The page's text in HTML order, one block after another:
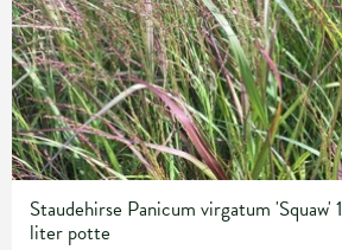
Staudehirse Panicum virgatum 'Squaw' 1
liter potte